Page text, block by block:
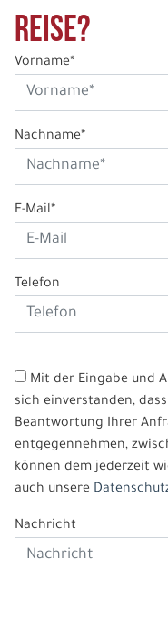
Reise?
Vorname*
Nachname*
E-Mail*
Telefon
Mit der Eingabe und
sich einverstanden,
Beantwortung Ihrer
entgegennehmen,
können dem jederzeit
auch unsere
Nachricht